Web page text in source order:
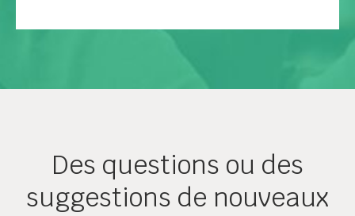
Des questions ou des
suggestions de nouveaux